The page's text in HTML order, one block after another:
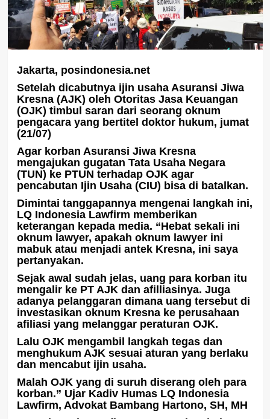
Jakarta, posindonesia.net
Setelah dicabutnya ijin usaha Asuransi Jiwa
Kresna (AJK) oleh Otoritas Jasa Keuangan
(OJK) timbul saran dari seorang oknum
pengacara yang bertitel doktor hukum, jumat
(21/07)
Agar korban Asuransi Jiwa Kresna
mengajukan gugatan Tata Usaha Negara
(TUN) ke PTUN terhadap OJK agar
pencabutan Ijin Usaha (CIU) bisa di batalkan.
Dimintai tanggapannya mengenai langkah ini,
LQ Indonesia Lawfirm memberikan
keterangan kepada media. “Hebat sekali ini
oknum lawyer, apakah oknum lawyer ini
mabuk atau menjadi antek Kresna, ini saya
pertanyakan.
Sejak awal sudah jelas, uang para korban itu
mengalir ke PT AJK dan afilliasinya. Juga
adanya pelanggaran dimana uang tersebut di
investasikan oknum Kresna ke perusahaan
afiliasi yang melanggar peraturan OJK.
Lalu OJK mengambil langkah tegas dan
menghukum AJK sesuai aturan yang berlaku
dan mencabut ijin usaha.
Malah OJK yang di suruh diserang oleh para
korban.” Ujar Kadiv Humas LQ Indonesia
Lawfirm, Advokat Bambang Hartono, SH, MH